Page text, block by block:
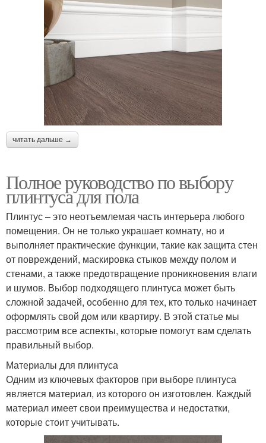
читать дальше →
Полное руководство по выбору
плинтуса для пола
Плинтус – это неотъемлемая часть интерьера любого
помещения. Он не только украшает комнату, но и
выполняет практические функции, такие как защита стен
от повреждений, маскировка стыков между полом и
стенами, а также предотвращение проникновения влаги
и шумов. Выбор подходящего плинтуса может быть
сложной задачей, особенно для тех, кто только начинает
оформлять свой дом или квартиру. В этой статье мы
рассмотрим все аспекты, которые помогут вам сделать
правильный выбор.
Материалы для плинтуса
Одним из ключевых факторов при выборе плинтуса
является материал, из которого он изготовлен. Каждый
материал имеет свои преимущества и недостатки,
которые стоит учитывать.